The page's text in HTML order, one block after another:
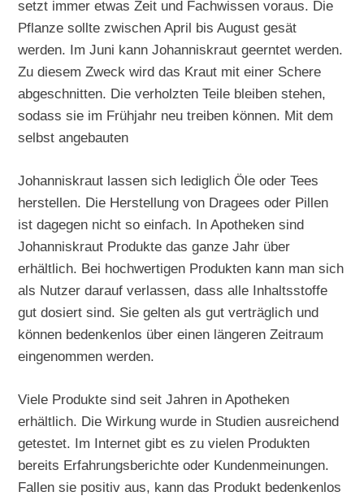
setzt immer etwas Zeit und Fachwissen voraus. Die
Pflanze sollte zwischen April bis August gesät
werden. Im Juni kann Johanniskraut geerntet werden.
Zu diesem Zweck wird das Kraut mit einer Schere
abgeschnitten. Die verholzten Teile bleiben stehen,
sodass sie im Frühjahr neu treiben können. Mit dem
selbst angebauten
Johanniskraut lassen sich lediglich Öle oder Tees
herstellen. Die Herstellung von Dragees oder Pillen
ist dagegen nicht so einfach. In Apotheken sind
Johanniskraut Produkte das ganze Jahr über
erhältlich. Bei hochwertigen Produkten kann man sich
als Nutzer darauf verlassen, dass alle Inhaltsstoffe
gut dosiert sind. Sie gelten als gut verträglich und
können bedenkenlos über einen längeren Zeitraum
eingenommen werden.
Viele Produkte sind seit Jahren in Apotheken
erhältlich. Die Wirkung wurde in Studien ausreichend
getestet. Im Internet gibt es zu vielen Produkten
bereits Erfahrungsberichte oder Kundenmeinungen.
Fallen sie positiv aus, kann das Produkt bedenkenlos